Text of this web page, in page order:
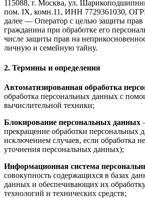
115088, г. Москва, ул.
пом. IX, комн.11, ИНН 7729361030,
далее — Оператор с целью защиты прав
гражданина при обработке его
числе защиты прав на
личную и семейную тайну.
2. Термины и определения
Автоматизированная обработка
обработка персональных данных с
вычислительной техники;
Блокирование персональных данных
прекращение обработки персональных
исключением случаев, если обработка
уточнения персональных данных);
Информационная система
совокупность содержащихся в базах
данных и обеспечивающих их
технологий и технических средств;